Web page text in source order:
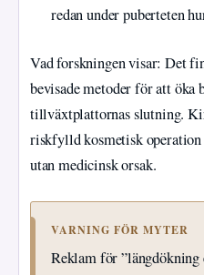
redan under puberteten
Vad forskningen visar: Det
bevisade metoder för att öka
tillväxtplattornas slutning.
riskfylld kosmetisk operation
utan medicinsk orsak.
VARNING FÖR MYTER
Reklam för